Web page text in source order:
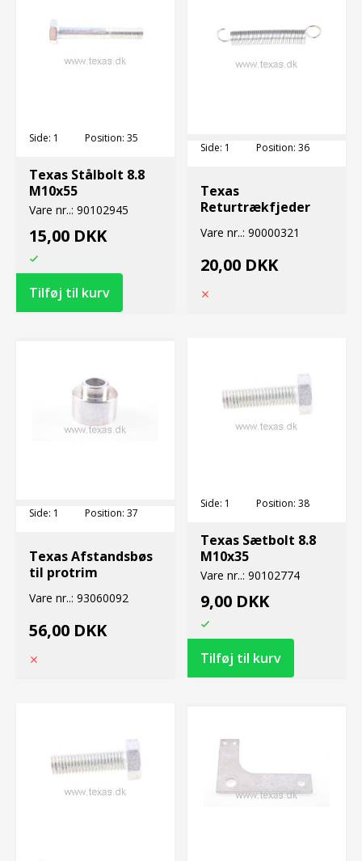
Side: 1 Position: 35
Texas Stålbolt 8.8
M10x55
Vare nr..: 90102945
15,00 DKK
Side: 1 Position: 36
Texas
Returtrækfjeder
Vare nr..: 90000321
20,00 DKK
Side: 1 Position: 37
Texas Afstandsbøs
til protrim
Vare nr..: 93060092
56,00 DKK
Side: 1 Position: 38
Texas Sætbolt 8.8
M10x35
Vare nr..: 90102774
9,00 DKK